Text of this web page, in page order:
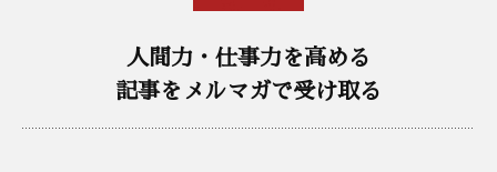
人間力・仕事力を高める
記事をメルマガで受け取る